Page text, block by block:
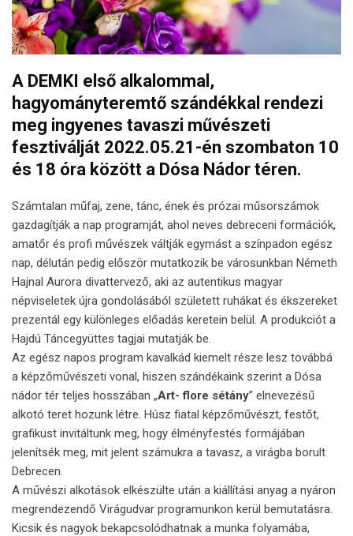
A DEMKI első alkalommal,
hagyományteremtő szándékkal rendezi
meg ingyenes tavaszi művészeti
fesztiválját 2022.05.21-én szombaton 10
és 18 óra között a Dósa Nádor téren.
Számtalan műfaj, zene, tánc, ének és prózai műsorszámok
gazdagítják a nap programját, ahol neves debreceni formációk,
amatőr és profi művészek váltják egymást a színpadon egész
nap, délután pedig először mutatkozik be városunkban Németh
Hajnal Aurora divattervező, aki az autentikus magyar
népviseletek újra gondolásából született ruhákat és ékszereket
prezentál egy különleges előadás keretein belül. A produkciót a
Hajdú Táncegyüttes tagjai mutatják be.
Az egész napos program kavalkád kiemelt része lesz továbbá
a képzőművészeti vonal, hiszen szándékaink szerint a Dósa
nádor tér teljes hosszában „Art- flore sétány” elnevezésű
alkotó teret hozunk létre. Húsz fiatal képzőművészt, festőt,
grafikust invitáltunk meg, hogy élményfestés formájában
jelenítsék meg, mit jelent számukra a tavasz, a virágba borult
Debrecen.
A művészi alkotások elkészülte után a kiállítási anyag a nyáron
megrendezendő Virágudvar programunkon kerül bemutatásra.
Kicsik és nagyok bekapcsolódhatnak a munka folyamába,